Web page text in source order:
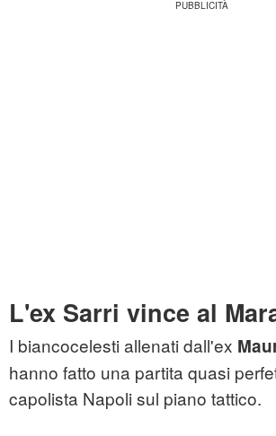
L'ex Sarri vince al
I biancocelesti allenati dall'ex
hanno fatto una partita quasi
capolista Napoli sul piano tattico.